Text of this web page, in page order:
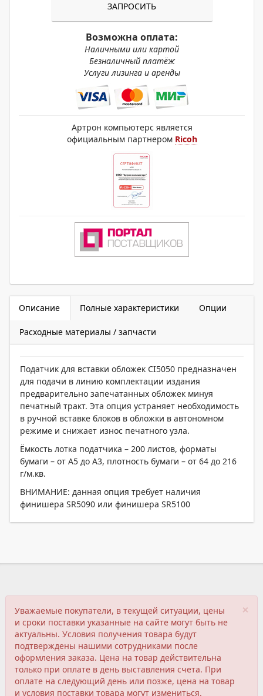
ЗАПРОСИТЬ
Возможна оплата:
Наличными или картой
Безналичный платёж
Услуги лизинга и аренды
Артрон компьютерс является
официальным партнером Ricoh
Описание Полные характеристики Опции
Расходные материалы / запчасти
Податчик для вставки обложек CI5050 предназначен
для подачи в линию комплектации издания
предварительно запечатанных обложек минуя
печатный тракт. Эта опция устраняет необходимость
в ручной вставке блоков в обложки в автономном
режиме и снижает износ печатного узла.
Ёмкость лотка податчика – 200 листов, форматы
бумаги – от А5 до А3, плотность бумаги – от 64 до 216
г/м.кв.
ВНИМАНИЕ: данная опция требует наличия
финишера SR5090 или финишера SR5100
×
Уважаемые покупатели, в текущей ситуации, цены
и сроки поставки указанные на сайте могут быть не
актуальны. Условия получения товара будут
подтверждены нашими сотрудниками после
оформления заказа. Цена на товар действительна
только при оплате в день выставления счета. При
оплате на следующий день или позже, цена на товар
и условия поставки товара могут измениться.